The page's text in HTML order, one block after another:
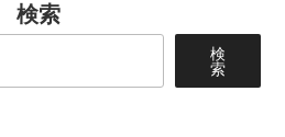
検索
検
索